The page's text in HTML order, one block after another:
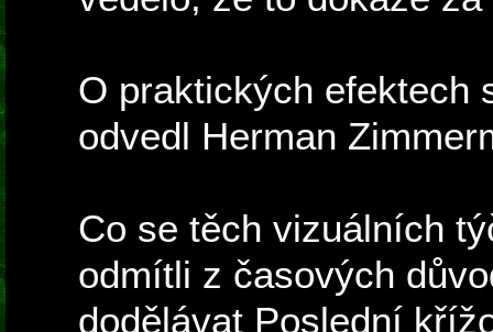
O praktických efektech
odvedl Herman
Co se těch vizuálních
odmítli z časových
dodělávat Poslední